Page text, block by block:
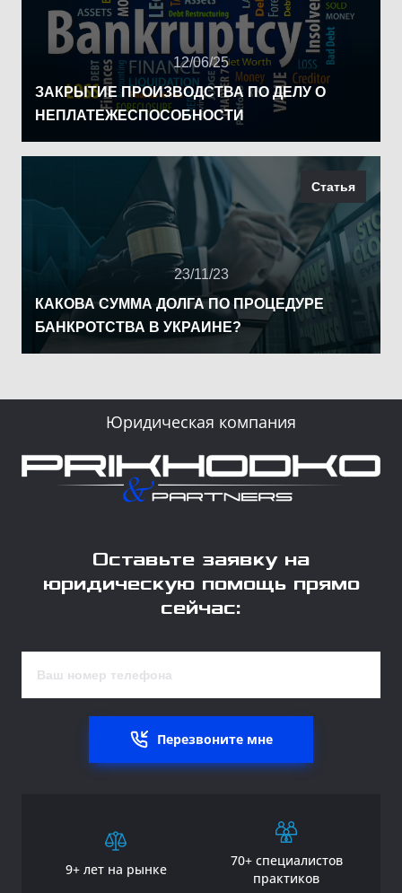
12/06/25
ЗАКРЫТИЕ ПРОИЗВОДСТВА ПО ДЕЛУ О
НЕПЛАТЕЖЕСПОСОБНОСТИ
Статья
23/11/23
КАКОВА СУММА ДОЛГА ПО ПРОЦЕДУРЕ
БАНКРОТСТВА В УКРАИНЕ?
Юридическая компания
Оставьте заявку на
юридическую помощь прямо
сейчас:
Перезвоните мне
9+ лет на рынке
70+ специалистов
практиков